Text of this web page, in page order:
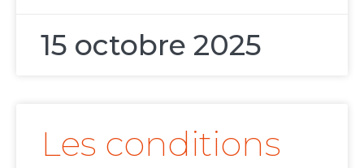
15 octobre 2025
Les conditions